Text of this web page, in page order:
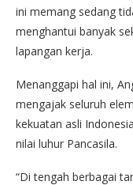
ini memang sedang
menghantui banyak
lapangan kerja.
Menanggapi hal ini,
mengajak seluruh
kekuatan asli
nilai luhur Pancasila.
“Di tengah berbagai